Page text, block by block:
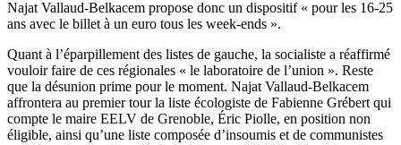
Najat Vallaud-Belkacem propose donc un dispositif « pour les 16-25
ans avec le billet à un euro tous les week-ends ».
Quant à l’éparpillement des listes de gauche, la socialiste a réaffirmé
vouloir faire de ces régionales « le laboratoire de l’union ». Reste
que la désunion prime pour le moment. Najat Vallaud-Belkacem
affrontera au premier tour la liste écologiste de Fabienne Grébert qui
compte le maire EELV de Grenoble, Éric Piolle, en position non
éligible, ainsi qu’une liste composée d’insoumis et de communistes